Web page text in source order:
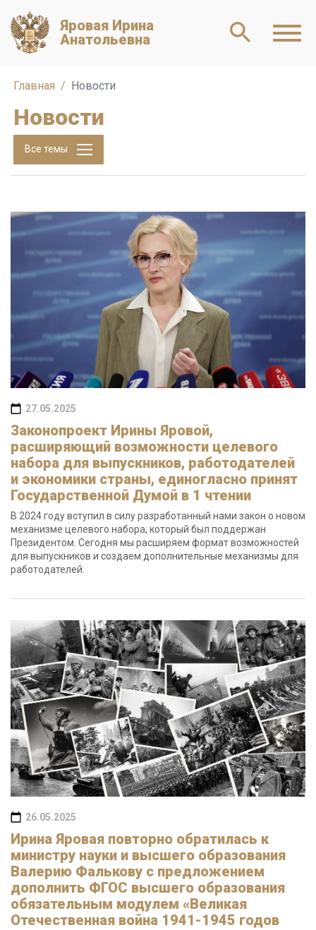
Яровая Ирина
Анатольевна
Главная Новости
Новости
Все темы
27.05.2025
Законопроект Ирины Яровой,
расширяющий возможности целевого
набора для выпускников, работодателей
и экономики страны, единогласно принят
Государственной Думой в 1 чтении
В 2024 году вступил в силу разработанный нами закон о новом
механизме целевого набора, который был поддержан
Президентом. Сегодня мы расширяем формат возможностей
для выпускников и создаем дополнительные механизмы для
работодателей.
26.05.2025
Ирина Яровая повторно обратилась к
министру науки и высшего образования
Валерию Фалькову с предложением
дополнить ФГОС высшего образования
обязательным модулем «Великая
Отечественная война 1941-1945 годов